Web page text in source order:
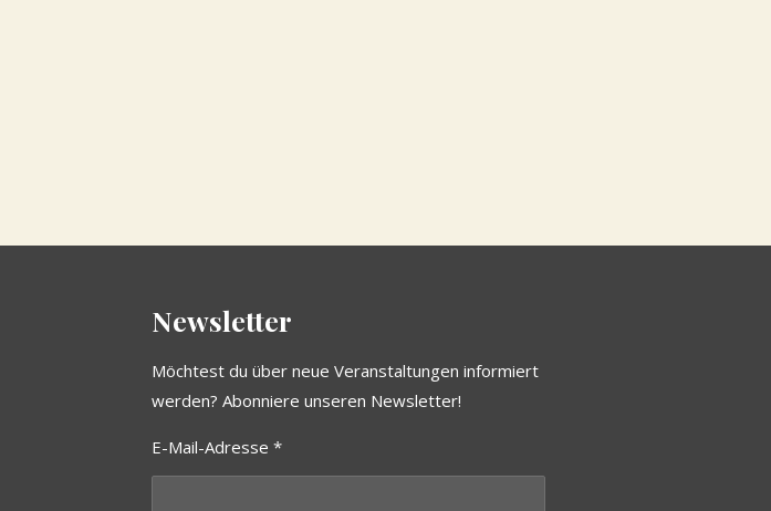
Newsletter
Möchtest du über neue Veranstaltungen informiert
werden? Abonniere unseren Newsletter!
E-Mail-Adresse *